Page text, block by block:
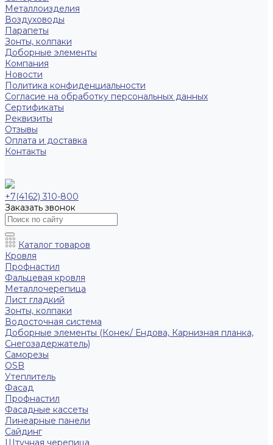
Металлоизделия
Воздуховоды
Парапеты
Зонты, колпаки
Доборные элементы
Компания
Новости
Политика конфиденциальности
Согласие на обработку персональных данных
Сертификаты
Реквизиты
Отзывы
Оплата и доставка
Контакты
+7(4162) 310-800
Заказать звонок
Каталог товаров
Кровля
Профнастил
Фальцевая кровля
Металлочерепица
Лист гладкий
Зонты, колпаки
Водосточная система
Доборные элементы (Конек/ Ендова, Карнизная планка,
Снегозадержатель)
Саморезы
ОSB
Утеплитель
Фасад
Профнастил
Фасадные кассеты
Линеарные панели
Сайдинг
Штучная черепица